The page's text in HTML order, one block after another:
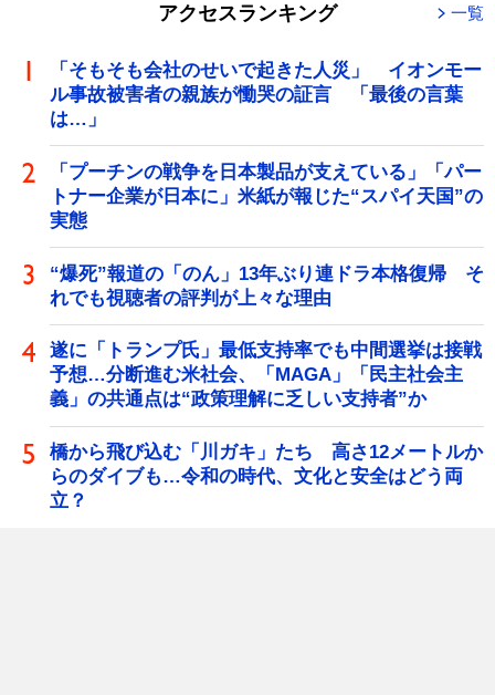
アクセスランキング 一覧
「そもそも会社のせいで起きた人災」 イオンモー
ル事故被害者の親族が慟哭の証言 「最後の言葉
は…」
「プーチンの戦争を日本製品が支えている」「パー
トナー企業が日本に」米紙が報じた“スパイ天国”の
実態
“爆死”報道の「のん」13年ぶり連ドラ本格復帰 そ
れでも視聴者の評判が上々な理由
遂に「トランプ氏」最低支持率でも中間選挙は接戦
予想…分断進む米社会、「MAGA」「民主社会主
義」の共通点は“政策理解に乏しい支持者”か
橋から飛び込む「川ガキ」たち 高さ12メートルか
らのダイブも…令和の時代、文化と安全はどう両
立？